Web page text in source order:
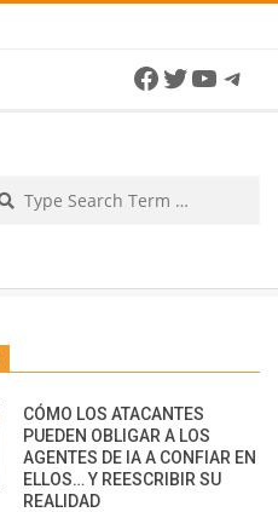
Facebook
Twitter
CÓMO LOS ATACANTES
PUEDEN OBLIGAR A LOS
AGENTES DE IA A CONFIAR EN
ELLOS… Y REESCRIBIR SU
REALIDAD